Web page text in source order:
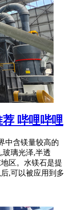
哔哩哔哩
中含镁量较高的
玻璃光泽,半透
区。水镁石是提
,可以被应用到多